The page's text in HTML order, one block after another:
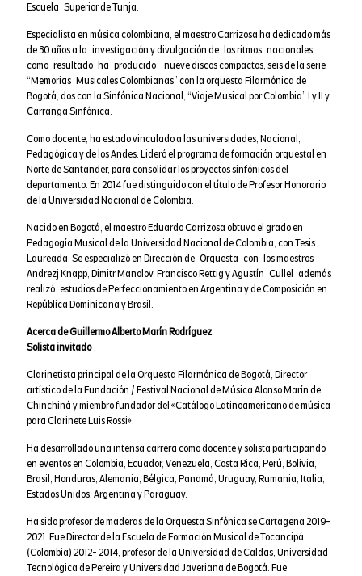
Escuela Superior de Tunja.
Especialista en música colombiana, el maestro Carrizosa ha dedicado más
de 30 años a la investigación y divulgación de los ritmos nacionales,
como resultado ha producido nueve discos compactos, seis de la serie
“Memorias Musicales Colombianas” con la orquesta Filarmónica de
Bogotá, dos con la Sinfónica Nacional, “Viaje Musical por Colombia” I y II y
Carranga Sinfónica.
Como docente, ha estado vinculado a las universidades, Nacional,
Pedagógica y de los Andes. Lideró el programa de formación orquestal en
Norte de Santander, para consolidar los proyectos sinfónicos del
departamento. En 2014 fue distinguido con el título de Profesor Honorario
de la Universidad Nacional de Colombia.
Nacido en Bogotá, el maestro Eduardo Carrizosa obtuvo el grado en
Pedagogía Musical de la Universidad Nacional de Colombia, con Tesis
Laureada. Se especializó en Dirección de Orquesta con los maestros
Andrezj Knapp, Dimitr Manolov, Francisco Rettig y Agustín Cullel además
realizó estudios de Perfeccionamiento en Argentina y de Composición en
República Dominicana y Brasil.
Acerca de Guillermo Alberto Marín Rodríguez
Solista invitado
Clarinetista principal de la Orquesta Filarmónica de Bogotá, Director
artístico de la Fundación / Festival Nacional de Música Alonso Marín de
Chinchiná y miembro fundador del «Catálogo Latinoamericano de música
para Clarinete Luis Rossi».
Ha desarrollado una intensa carrera como docente y solista participando
en eventos en Colombia, Ecuador, Venezuela, Costa Rica, Perú, Bolivia,
Brasil, Honduras, Alemania, Bélgica, Panamá, Uruguay, Rumania, Italia,
Estados Unidos, Argentina y Paraguay.
Ha sido profesor de maderas de la Orquesta Sinfónica se Cartagena 2019-
2021. Fue Director de la Escuela de Formación Musical de Tocancipá
(Colombia) 2012- 2014, profesor de la Universidad de Caldas, Universidad
Tecnológica de Pereira y Universidad Javeriana de Bogotá. Fue